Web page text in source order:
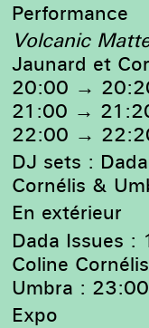
Performance
Volcanic
Jaunard et
20:00 →
21:00 →
22:00 →
DJ sets :
Cornélis &
En extérieur
Dada Issues
Coline
Umbra :
Expo